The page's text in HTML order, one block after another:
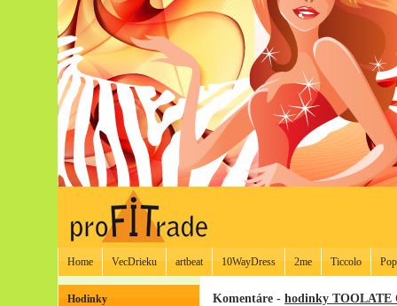
Home VecDrieku artbeat 10WayDress 2me Ticcolo
Hodinky Komentáre - hodinky TOOLATE